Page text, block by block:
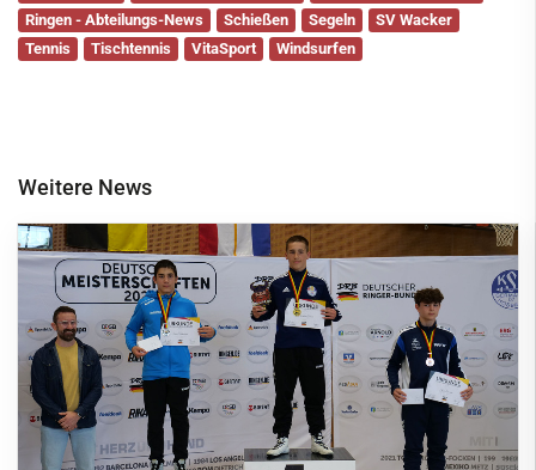
Ringen - Abteilungs-News Schießen Segeln
SV Wacker
Tennis
Tischtennis VitaSport Windsurfen
Weitere News